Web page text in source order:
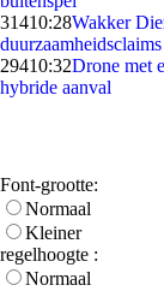
31410:28Wakker
duurzaamheidsclaims
29410:32Drone met
hybride aanval
Font-grootte:
Normaal
Kleiner
regelhoogte :
Normaal